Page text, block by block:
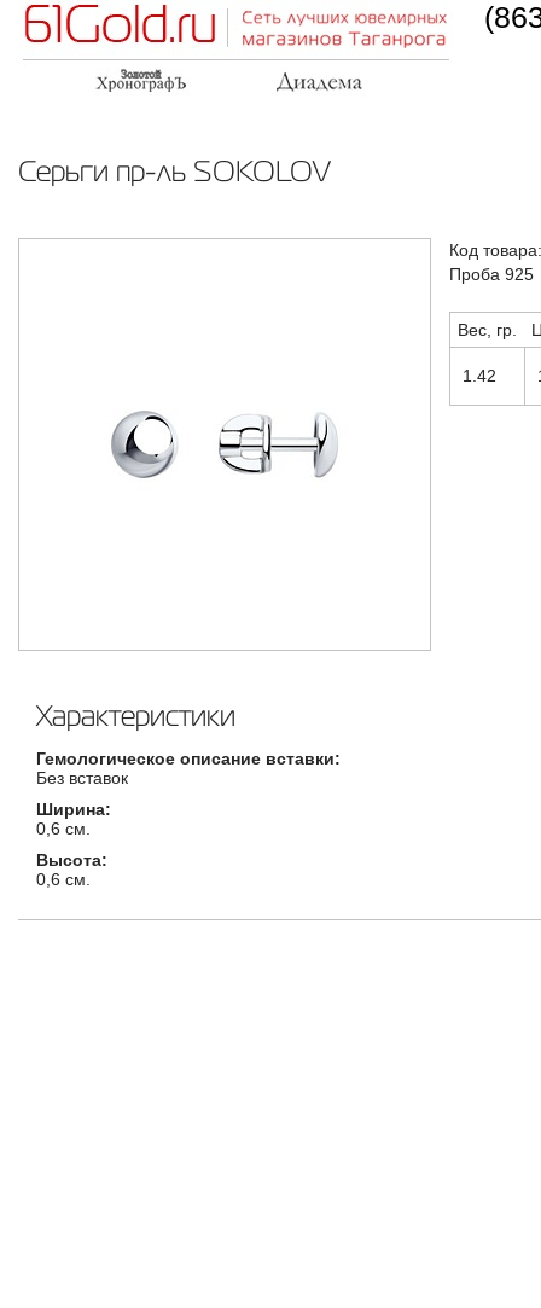
Серьги пр-ль SOKOLOV
Код
Проба 925
Вес, гр.
1.42
Характеристики
Гемологическое описание вставки:
Без вставок
Ширина:
0,6 см.
Высота:
0,6 см.